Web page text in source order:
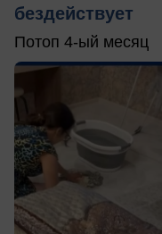
бездействует
Потоп 4-ый месяц